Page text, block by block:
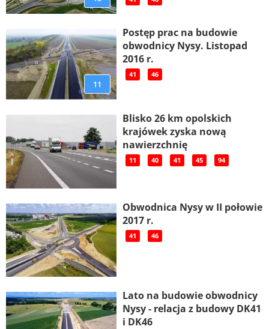
11
Postęp prac na budowie
obwodnicy Nysy. Listopad
2016 r.
41 46
Blisko 26 km opolskich
krajówek zyska nową
nawierzchnię
11 40 41 45 94
Obwodnica Nysy w II połowie
2017 r.
41 46
Lato na budowie obwodnicy
Nysy - relacja z budowy DK41
i DK46